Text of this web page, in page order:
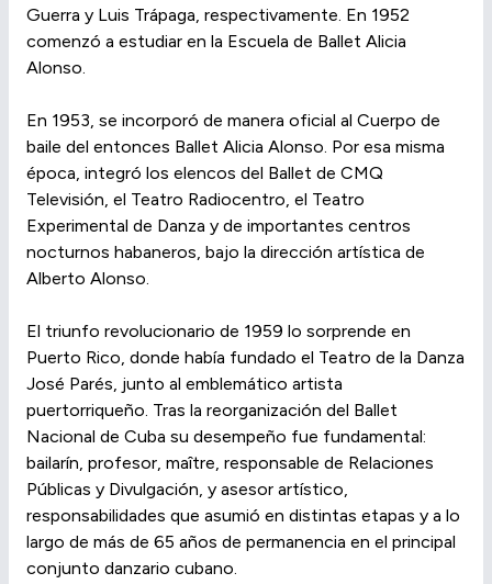
Guerra y Luis Trápaga, respectivamente. En 1952
comenzó a estudiar en la Escuela de Ballet Alicia
Alonso.
En 1953, se incorporó de manera oficial al Cuerpo de
baile del entonces Ballet Alicia Alonso. Por esa misma
época, integró los elencos del Ballet de CMQ
Televisión, el Teatro Radiocentro, el Teatro
Experimental de Danza y de importantes centros
nocturnos habaneros, bajo la dirección artística de
Alberto Alonso.
El triunfo revolucionario de 1959 lo sorprende en
Puerto Rico, donde había fundado el Teatro de la Danza
José Parés, junto al emblemático artista
puertorriqueño. Tras la reorganización del Ballet
Nacional de Cuba su desempeño fue fundamental:
bailarín, profesor, maître, responsable de Relaciones
Públicas y Divulgación, y asesor artístico,
responsabilidades que asumió en distintas etapas y a lo
largo de más de 65 años de permanencia en el principal
conjunto danzario cubano.